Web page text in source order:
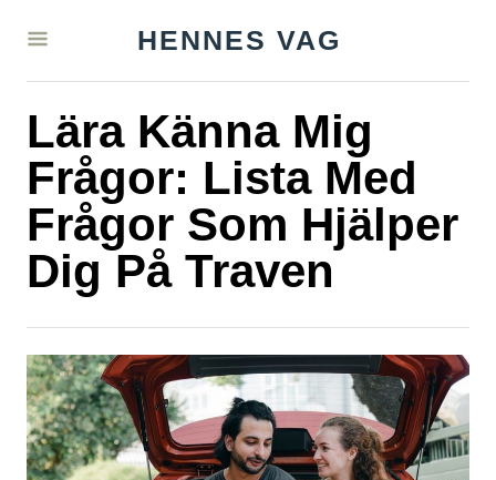
HENNES VAG
Lära Känna Mig
Frågor: Lista Med
Frågor Som Hjälper
Dig På Traven